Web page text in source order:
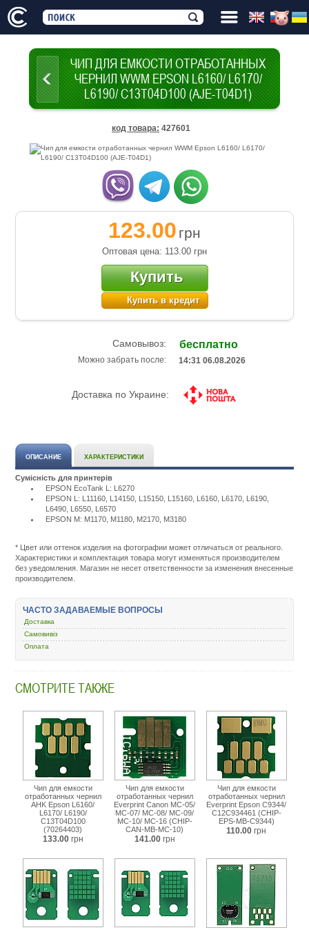
ЧИП ДЛЯ ЕМКОСТИ ОТРАБОТАННЫХ
ЧЕРНИЛ WWM EPSON L6160/ L6170/
L6190/ C13T04D100 (AJE-T04D1)
код товара: 427601
123.00 грн
Оптовая цена: 113.00 грн
Купить
Купить в кредит
Самовывоз: бесплатно
Можно забрать после: 14:31 06.08.2026
Доставка по Украине:
ОПИСАНИЕ ХАРАКТЕРИСТИКИ
Сумісність для принтерів
EPSON EcoTank L: L6270
EPSON L: L11160, L14150, L15150, L15160, L6160, L6170, L6190,
L6490, L6550, L6570
EPSON M: M1170, M1180, M2170, M3180
rashodnye-
materialy/5800-
emkost-
l6170-
aje-
* Цвет или оттенок изделия на фотографии может отличаться от реального.
Характеристики и комплектация товара могут изменяться производителем
без уведомления. Магазин не несет ответственности за изменения внесенные
производителем.
ЧАСТО ЗАДАВАЕМЫЕ ВОПРОСЫ
Доставка
Самовивіз
Оплата
СМОТРИТЕ ТАКЖЕ
Чип для емкости
отработанных чернил
AHK Epson L6160/
L6170/ L6190/
C13T04D100
(70264403)
133.00 грн
Чип для емкости
отработанных чернил
Everprint Canon MC-05/
MC-07/ MC-08/ MC-09/
MC-10/ MC-16 (CHIP-
CAN-MB-MC-10)
141.00 грн
Чип для емкости
отработанных чернил
Everprint Epson C9344/
C12C934461 (CHIP-
EPS-MB-C9344)
110.00 грн